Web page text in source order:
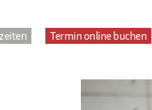
Termin online buchen